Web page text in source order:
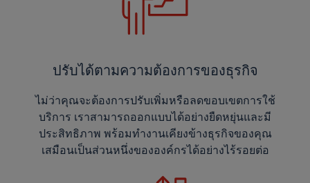
ปรับได้ตามความต้องการของธุรกิจ
ไม่ว่าคุณจะต้องการปรับเพิ่มหรือลดขอบเขตการใช้
บริการ เราสามารถออกแบบได้อย่างยืดหยุ่นและมี
ประสิทธิภาพ พร้อมทำงานเคียงข้างธุรกิจของคุณ
เสมือนเป็นส่วนหนึ่งขององค์กรได้อย่างไร้รอยต่อ